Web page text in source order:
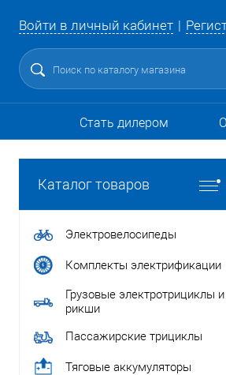
Войти в личный кабинет
Стать дилером
Каталог товаров
Электровелосипеды
Комплекты электрификации
Грузовые электротрициклы и
рикши
Пассажирские трициклы
Тяговые аккумуляторы